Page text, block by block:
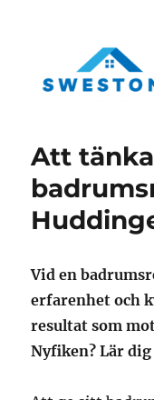
Att
Vid en
erfarenhet och
resultat som
Nyfiken? Lär